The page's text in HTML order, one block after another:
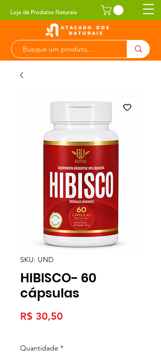
Loja de Produtos Naturais
SKU: UND
HIBISCO- 60
cápsulas
R$ 30,50
Quantidade *